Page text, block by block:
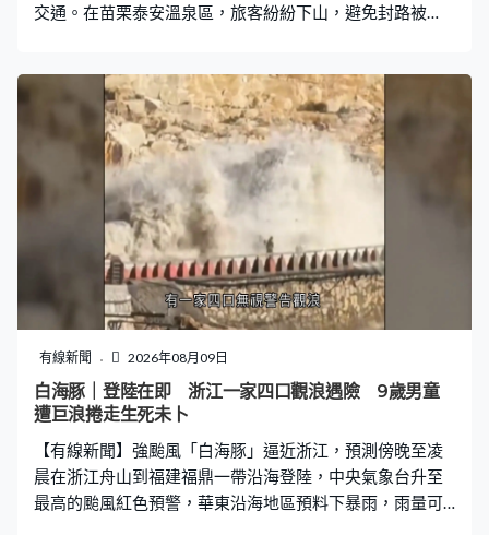
交通。在苗栗泰安溫泉區，旅客紛紛下山，避免封路被
貨架也被外面的強風吹動。 新北淡水出現龍捲風，樹木和
雜物亂飛，鐵皮屋天花掀起。有澎湖、馬祖飛回台北的飛
機遇上亂流，或在空中盤旋6個圈才能降落，乘客安全落地
後鼓掌。
有線新聞 2026年08月09日
白海豚｜登陸在即 浙江一家四口觀浪遇險 9歲男童
遭巨浪捲走生死未卜
【有線新聞】強颱風「白海豚」逼近浙江，預測傍晚至凌
晨在浙江舟山到福建福鼎一帶沿海登陸，中央氣象台升至
最高的颱風紅色預警，華東沿海地區預料下暴雨，雨量可